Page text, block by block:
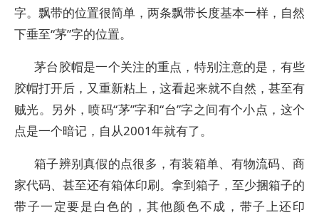
字。飘带的位置很简单，两条飘带长度基本一样，自然
下垂至“茅”字的位置。
茅台胶帽是一个关注的重点，特别注意的是，有些
胶帽打开后，又重新粘上，这看起来就不自然，甚至有
贼光。另外，喷码“茅”字和“台”字之间有个小点，这个
点是一个暗记，自从2001年就有了。
箱子辨别真假的点很多，有装箱单、有物流码、商
家代码、甚至还有箱体印刷。拿到箱子，至少捆箱子的
带子一定要是白色的，其他颜色不成，带子上还印